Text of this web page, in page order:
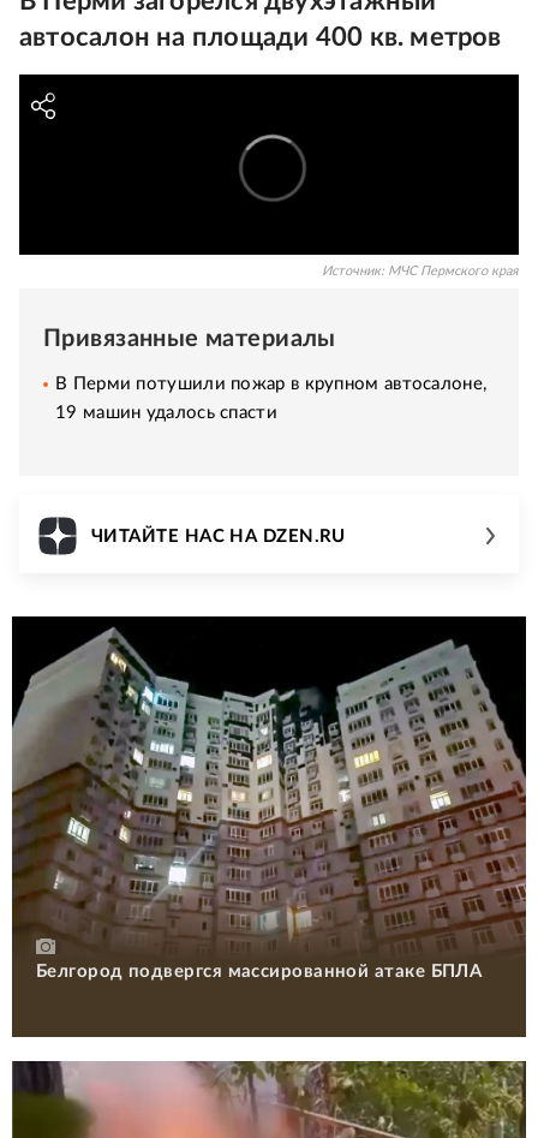
автосалон на площади 400 кв. метров
Источник: МЧС Пермского края
Привязанные материалы
В Перми потушили пожар в крупном автосалоне,
19 машин удалось спасти
ЧИТАЙТЕ НАС НА DZEN.RU
Белгород подвергся массированной атаке БПЛА